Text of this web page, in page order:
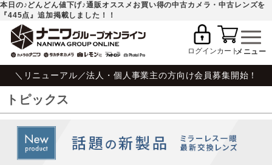
本日の♪どんどん値下げ♪通販オススメお買い得の中古カメラ・中古レンズを
『445点』追加掲載しました！！
ログインカート
＼リニューアル／法人・個人事業主の方向け会員募集開始！
トピックス